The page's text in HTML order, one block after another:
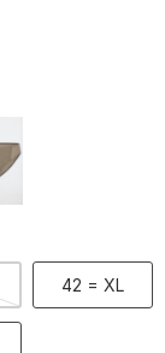
42 = XL